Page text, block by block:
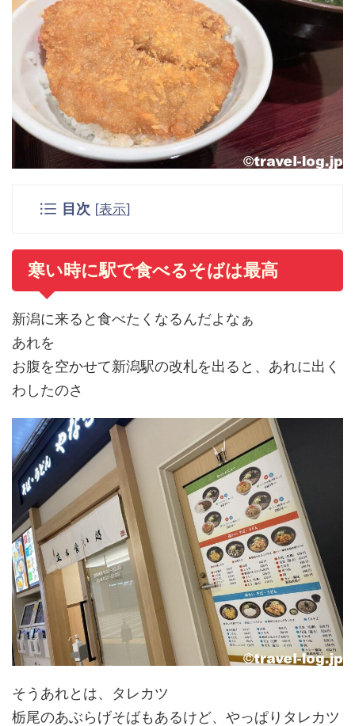
目次 [表示]
寒い時に駅で食べるそばは最高
新潟に来ると食べたくなるんだよなぁ
あれを
お腹を空かせて新潟駅の改札を出ると、あれに出く
わしたのさ
そうあれとは、タレカツ
栃尾のあぶらげそばもあるけど、やっぱりタレカツ